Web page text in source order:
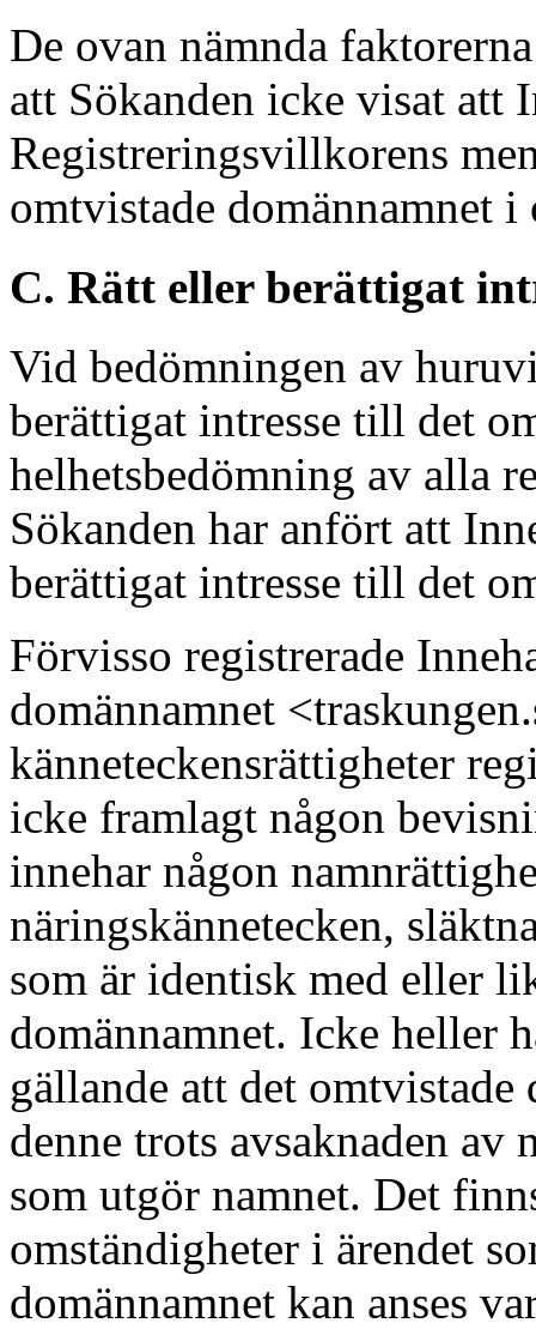
De ovan nämnda
att Sökanden icke visat att
Registreringsvillkorens
omtvistade domännamnet i
C. Rätt eller berättigat
Vid bedömningen av
berättigat intresse till det
helhetsbedömning av alla
Sökanden har anfört att
berättigat intresse till det
Förvisso registrerade
domännamnet
känneteckensrättigheter
icke framlagt någon
innehar någon
näringskännetecken,
som är identisk med eller
domännamnet. Icke heller
gällande att det
denne trots avsaknaden av
som utgör namnet. Det
omständigheter i ärendet
domännamnet kan anses